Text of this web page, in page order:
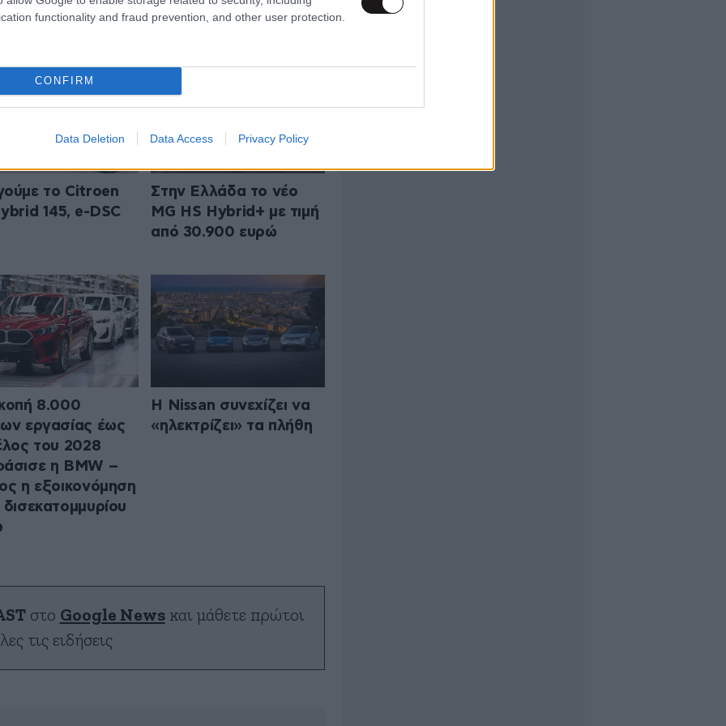
functionality and fraud prevention, and other user protection.
CONFIRM
Data Deletion Data Access Privacy Policy
AUTO ΟΛΑ ΤΑ ΑΡΘΡΑ
το Citroen
145, e-DSC
Στην Ελλάδα το νέο
MG HS Hybrid+ με τιμή
από 30.900 ευρώ
8.000
εργασίας έως
του 2028
η BMW –
η εξοικονόμηση
Η Nissan συνεχίζει να
«ηλεκτρίζει» τα πλήθη
στο Google Newsκαι μάθετε πρώτοι
τις ειδήσεις